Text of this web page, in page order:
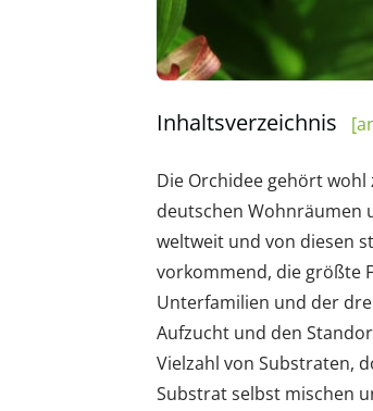
Inhaltsverzeichnis
Die Orchidee gehört
deutschen Wohnräumen
weltweit und von diesen
vorkommend, die größte
Unterfamilien und der
Aufzucht und den
Vielzahl von Substraten,
Substrat selbst mischen